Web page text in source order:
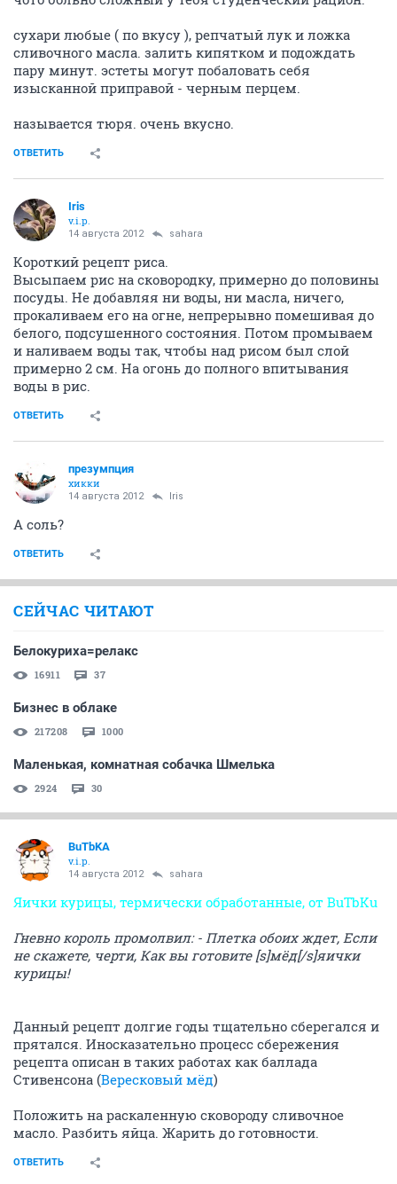
сухари любые ( по вкусу ), репчатый лук и ложка
сливочного масла. залить кипятком и подождать
пару минут. эстеты могут побаловать себя
изысканной приправой - черным перцем.
называется тюря. очень вкусно.
ОТВЕТИТЬ
Iris
v.i.p.
14 августа 2012 sahara
Короткий рецепт риса.
Высыпаем рис на сковородку, примерно до половины
посуды. Не добавляя ни воды, ни масла, ничего,
прокаливаем его на огне, непрерывно помешивая до
белого, подсушенного состояния. Потом промываем
и наливаем воды так, чтобы над рисом был слой
примерно 2 см. На огонь до полного впитывания
воды в рис.
ОТВЕТИТЬ
презумпция
хикки
14 августа 2012 Iris
А соль?
ОТВЕТИТЬ
СЕЙЧАС ЧИТАЮТ
Белокуриха=релакс
16911 37
Бизнес в облаке
217208 1000
Маленькая, комнатная собачка Шмелька
2924 30
BuTbKA
v.i.p.
14 августа 2012 sahara
Яички курицы, термически обработанные, от BuTbKu
Гневно король промолвил: - Плетка обоих ждет, Если
не скажете, черти, Как вы готовите [s]мёд[/s]яички
курицы!
Данный рецепт долгие годы тщательно сберегался и
прятался. Иносказательно процесс сбережения
рецепта описан в таких работах как баллада
Стивенсона (Вересковый мёд)
Положить на раскаленную сковороду сливочное
масло. Разбить яйца. Жарить до готовности.
ОТВЕТИТЬ